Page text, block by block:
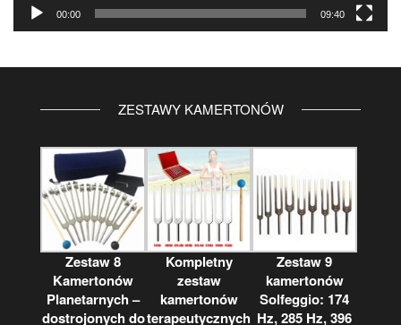
00:00 09:40
ZESTAWY KAMERTONÓW
Zestaw 8
Kamertonów
Planetarnych –
dostrojonych do
Kompletny
zestaw
kamertonów
terapeutycznych
Zestaw 9
kamertonów
Solfeggio: 174
Hz, 285 Hz, 396